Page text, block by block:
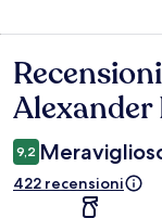
Recensioni
Alexander
9,2
422 recensioni